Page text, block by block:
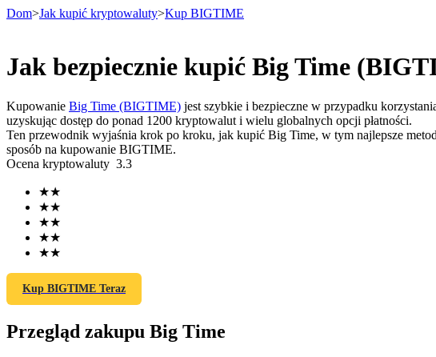
Kontrakty terminowe
Kontrakty terminowe na USDT
Dom>Jak kupić kryptowaluty>Kup BIGTIME
Jak bezpiecznie kupić Big Time
Kupowanie Big Time (BIGTIME) jest szybkie i bezpieczne w przypadku
uzyskując dostęp do ponad 1200 kryptowalut i wielu globalnych opcji płatności.
Ten przewodnik wyjaśnia krok po kroku, jak kupić Big Time, w tym najlepsze
sposób na kupowanie BIGTIME.
Ocena kryptowaluty 3.3
★★
★★
★★
★★
★★
Kup BIGTIME Teraz
Przegląd zakupu Big Time